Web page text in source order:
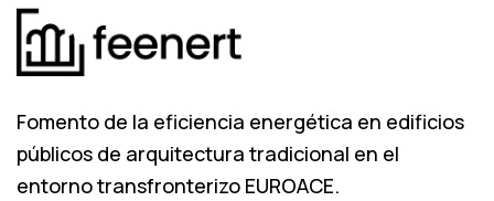
Fomento de la eficiencia energética en edificios
públicos de arquitectura tradicional en el
entorno transfronterizo EUROACE.